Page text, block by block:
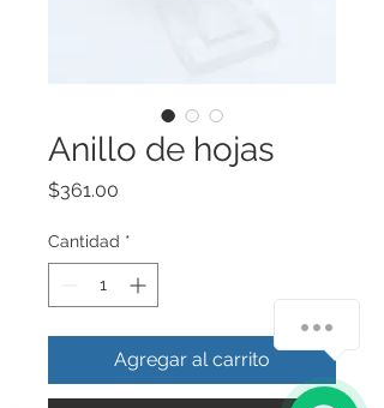
Anillo de hojas
$361.00
Cantidad *
Agregar al carrito